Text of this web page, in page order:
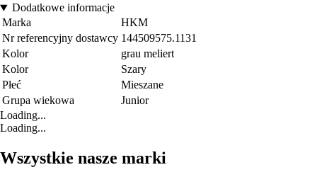
Dodatkowe informacje
Marka
HKM
Nr referencyjny dostawcy 144509575.1131
Kolor
grau meliert
Kolor
Szary
Płeć
Mieszane
Grupa wiekowa
Junior
Loading...
Loading...
Wszystkie nasze marki